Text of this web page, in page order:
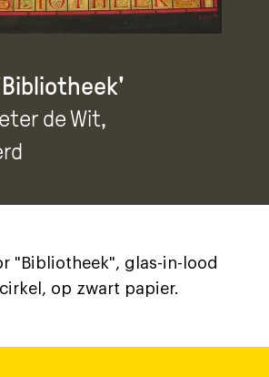
de Wit,
"Bibliotheek", glas-in-lood
op zwart papier.